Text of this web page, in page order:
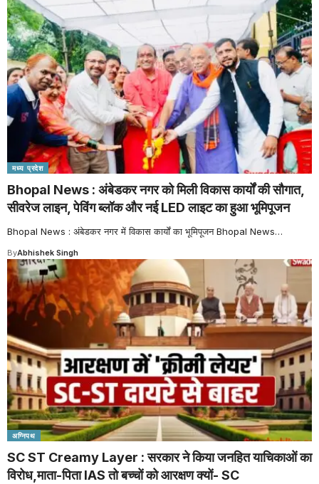
मध्य प्रदेश
Bhopal News : अंबेडकर नगर को मिली विकास कार्यों की सौगात,
सीवरेज लाइन, पेविंग ब्लॉक और नई LED लाइट का हुआ भूमिपूजन
Bhopal News : अंबेडकर नगर में विकास कार्यों का भूमिपूजन Bhopal News…
ByAbhishek Singh
अग्निपथ
SC ST Creamy Layer : सरकार ने किया जनहित याचिकाओं का
विरोध,माता-पिता IAS तो बच्चों को आरक्षण क्यों- SC